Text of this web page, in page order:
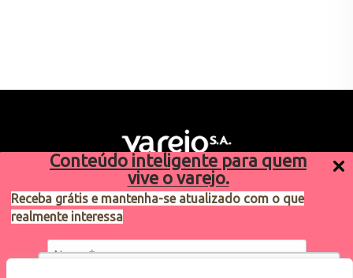
Conteúdo inteligente para quem
vive o varejo.
Receba grátis e mantenha-se atualizado com o que
realmente interessa
Sugestões de pauta
varejosa@cndl.org.br